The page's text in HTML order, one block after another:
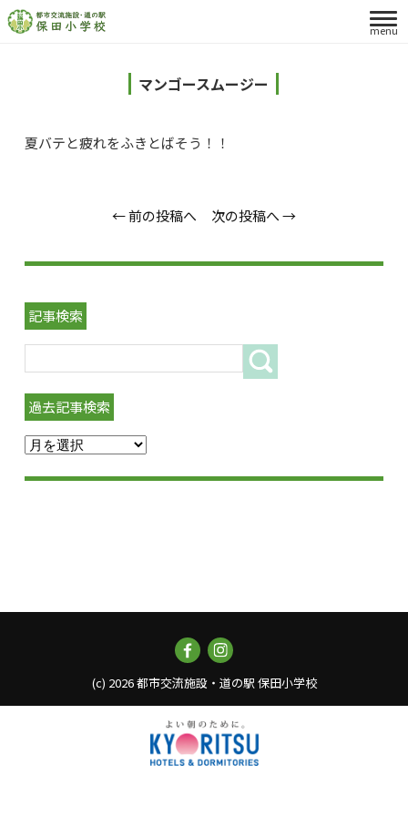
menu
マンゴースムージー
夏バテと疲れをふきとばそう！！
← 前の投稿へ 次の投稿へ →
記事検索
過去記事検索
(c) 2026 都市交流施設・道の駅 保田小学校